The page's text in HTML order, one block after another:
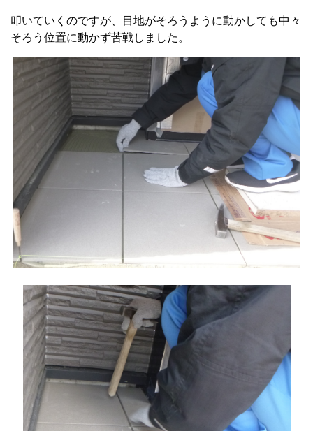
叩いていくのですが、目地がそろうように動かしても中々
そろう位置に動かず苦戦しました。